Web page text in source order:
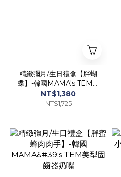
精緻彌月/生日禮盒【胖蝴
蝶】-韓國MAMA's TEM美
型固齒器奶嘴
NT$1,380
NT$1,725